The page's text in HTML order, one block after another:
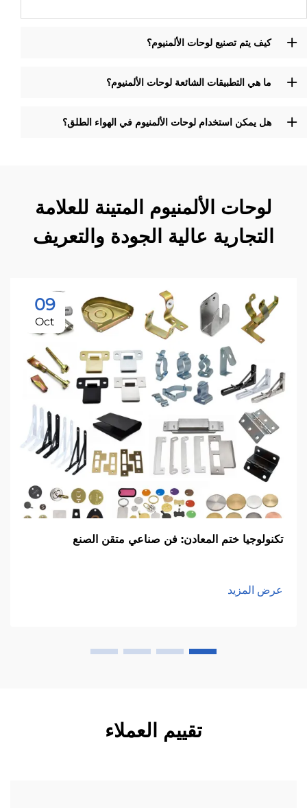
كيف يتم تصنيع لوحات الألمنيوم؟
ما هي التطبيقات الشائعة لوحات الألمنيوم؟
هل يمكن استخدام لوحات الألمنيوم في الهواء الطلق؟
لوحات الألمنيوم المتينة للعلامة
التجارية عالية الجودة والتعريف
09
Oct
تكنولوجيا ختم المعادن: فن صناعي متقن الصنع
عرض المزيد
تقييم العملاء